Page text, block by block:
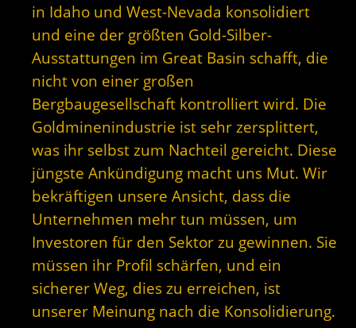
in Idaho und West-Nevada konsolidiert
und eine der größten Gold-Silber-
Ausstattungen im Great Basin schafft, die
nicht von einer großen
Bergbaugesellschaft kontrolliert wird. Die
Goldminenindustrie ist sehr zersplittert,
was ihr selbst zum Nachteil gereicht. Diese
jüngste Ankündigung macht uns Mut. Wir
bekräftigen unsere Ansicht, dass die
Unternehmen mehr tun müssen, um
Investoren für den Sektor zu gewinnen. Sie
müssen ihr Profil schärfen, und ein
sicherer Weg, dies zu erreichen, ist
unserer Meinung nach die Konsolidierung.